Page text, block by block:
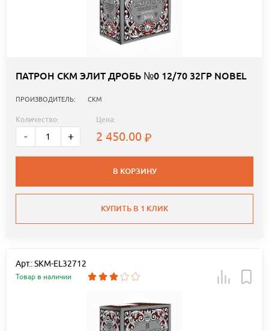
ПАТРОН СКМ ЭЛИТ ДРОБЬ №0 12/70 32ГР NOBEL
ПРОИЗВОДИТЕЛЬ: СКМ
Количество:
- +
Цена:
2 450.00
В КОРЗИНУ
КУПИТЬ В 1 КЛИК
Арт.: SKM-EL32712
Товар в наличии